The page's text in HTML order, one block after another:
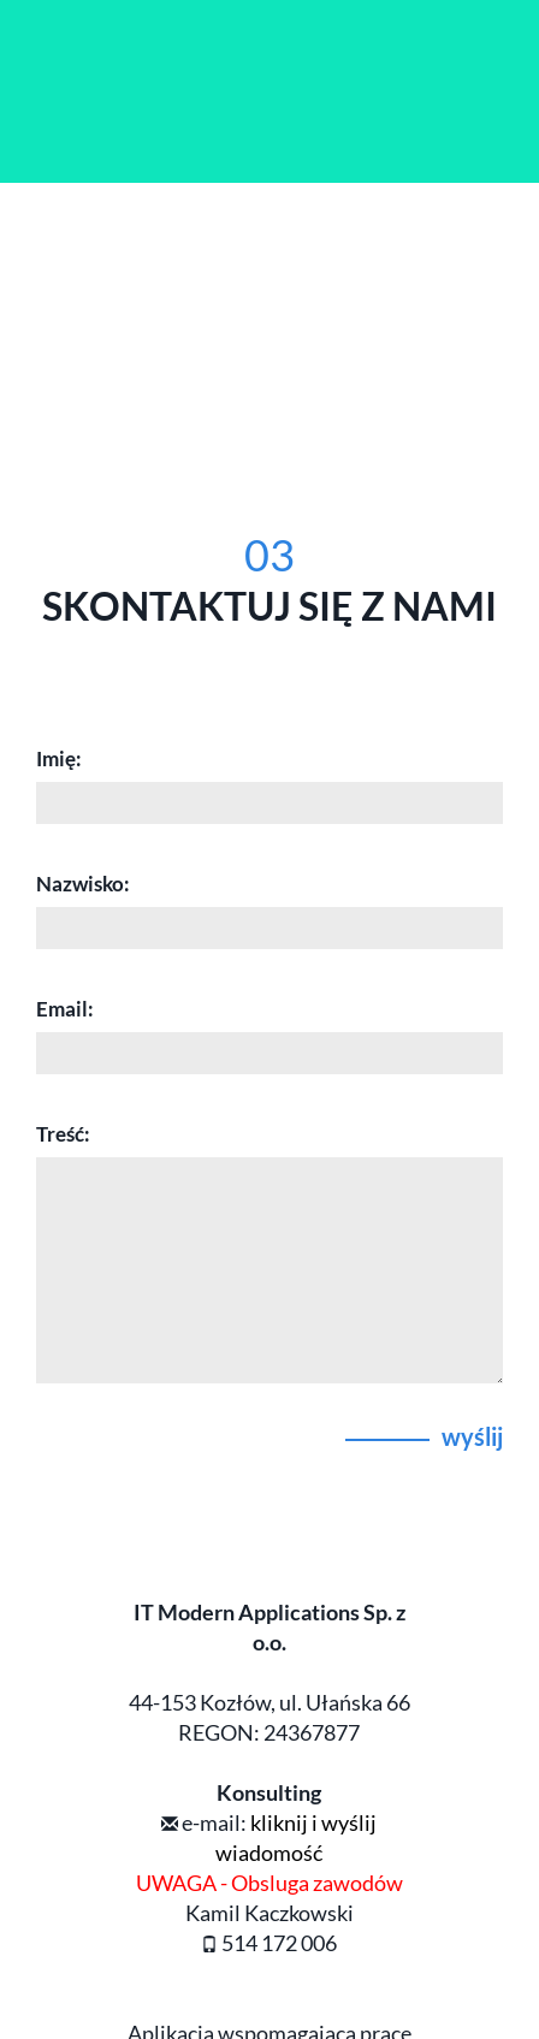
03
SKONTAKTUJ SIĘ Z NAMI
Imię:
Nazwisko:
Email:
Treść:
wyślij
IT Modern Applications Sp. z
o.o.
44-153 Kozłów, ul. Ułańska 66
REGON: 24367877
Konsulting
e-mail: kliknij i wyślij
wiadomość
UWAGA - Obsluga zawodów
Kamil Kaczkowski
514 172 006
Aplikacja wspomagajaca prace